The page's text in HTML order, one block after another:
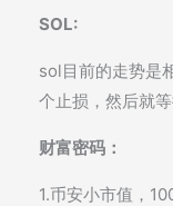
SOL:
sol目前的走势是
个止损，然后就
财富密码：
1.币安小市值，